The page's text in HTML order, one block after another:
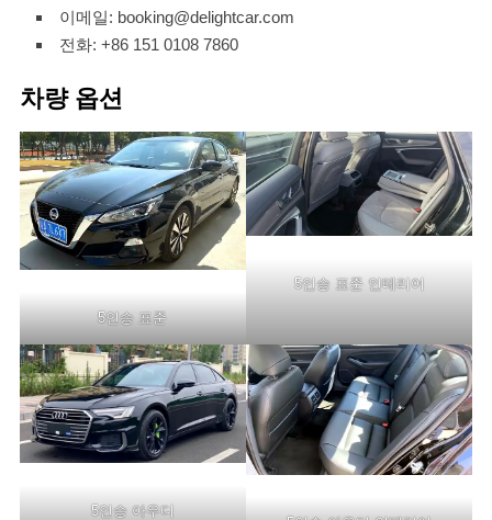
이메일: booking@delightcar.com
전화: +86 151 0108 7860
차량 옵션
5인승 표준
5인승 표준 인테리어
5인승 아우디